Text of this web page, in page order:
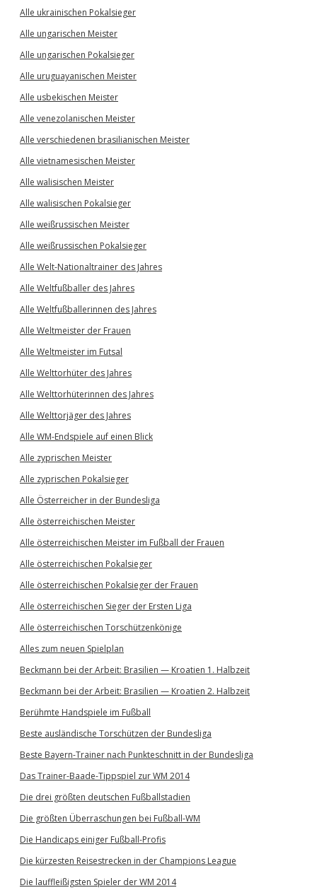
Alle ukrainischen Pokalsieger
Alle ungarischen Meister
Alle ungarischen Pokalsieger
Alle uruguayanischen Meister
Alle usbekischen Meister
Alle venezolanischen Meister
Alle verschiedenen brasilianischen Meister
Alle vietnamesischen Meister
Alle walisischen Meister
Alle walisischen Pokalsieger
Alle weißrussischen Meister
Alle weißrussischen Pokalsieger
Alle Welt-Nationaltrainer des Jahres
Alle Weltfußballer des Jahres
Alle Weltfußballerinnen des Jahres
Alle Weltmeister der Frauen
Alle Weltmeister im Futsal
Alle Welttorhüter des Jahres
Alle Welttorhüterinnen des Jahres
Alle Welttorjäger des Jahres
Alle WM-Endspiele auf einen Blick
Alle zyprischen Meister
Alle zyprischen Pokalsieger
Alle Österreicher in der Bundesliga
Alle österreichischen Meister
Alle österreichischen Meister im Fußball der Frauen
Alle österreichischen Pokalsieger
Alle österreichischen Pokalsieger der Frauen
Alle österreichischen Sieger der Ersten Liga
Alle österreichischen Torschützenkönige
Alles zum neuen Spielplan
Beckmann bei der Arbeit: Brasilien — Kroatien 1. Halbzeit
Beckmann bei der Arbeit: Brasilien — Kroatien 2. Halbzeit
Berühmte Handspiele im Fußball
Beste ausländische Torschützen der Bundesliga
Beste Bayern-Trainer nach Punkteschnitt in der Bundesliga
Das Trainer-Baade-Tippspiel zur WM 2014
Die drei größten deutschen Fußballstadien
Die größten Überraschungen bei Fußball-WM
Die Handicaps einiger Fußball-Profis
Die kürzesten Reisestrecken in der Champions League
Die lauffleißigsten Spieler der WM 2014